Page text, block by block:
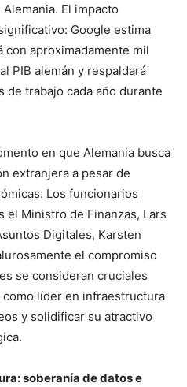
El impacto
Google estima
aproximadamente mil
PIB alemán y respaldará
trabajo cada año durante
en que Alemania busca
extranjera a pesar de
Los funcionarios
el Ministro de Finanzas, Lars
Digitales, Karsten
el compromiso
se consideran cruciales
como líder en infraestructura
y solidificar su atractivo
soberanía de datos e